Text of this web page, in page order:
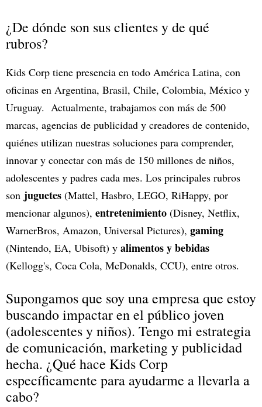
¿De dónde son sus clientes y de qué
rubros?
Kids Corp tiene presencia en todo América Latina, con
oficinas en Argentina, Brasil, Chile, Colombia, México y
Uruguay. Actualmente, trabajamos con más de 500
marcas, agencias de publicidad y creadores de contenido,
quiénes utilizan nuestras soluciones para comprender,
innovar y conectar con más de 150 millones de niños,
adolescentes y padres cada mes. Los principales rubros
son juguetes (Mattel, Hasbro, LEGO, RiHappy, por
mencionar algunos), entretenimiento (Disney, Netflix,
WarnerBros, Amazon, Universal Pictures), gaming
(Nintendo, EA, Ubisoft) y alimentos y bebidas
(Kellogg's, Coca Cola, McDonalds, CCU), entre otros.
Supongamos que soy una empresa que estoy
buscando impactar en el público joven
(adolescentes y niños). Tengo mi estrategia
de comunicación, marketing y publicidad
hecha. ¿Qué hace Kids Corp
específicamente para ayudarme a llevarla a
cabo?